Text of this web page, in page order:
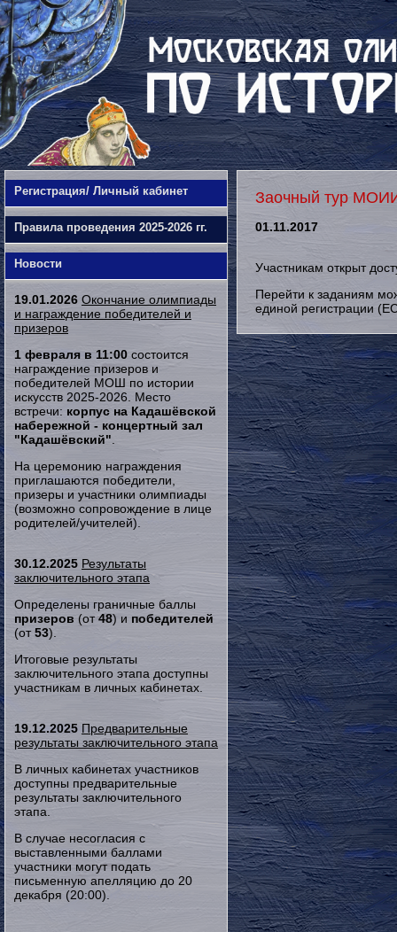
Регистрация/ Личный кабинет
Правила проведения 2025-2026 гг.
Новости
19.01.2026 Окончание олимпиады
и награждение победителей и
призеров
1 февраля в 11:00 состоится
награждение призеров и
победителей МОШ по истории
искусств 2025-2026. Место
встречи: корпус на Кадашёвской
набережной - концертный зал
"Кадашёвский"
На церемонию награждения
приглашаются победители,
призеры и участники олимпиады
(возможно сопровождение в лице
родителей/учителей).
30.12.2025 Результаты
заключительного этапа
Определены граничные баллы
призеров (от48) и победителей
(от53).
Итоговые результаты
заключительного этапа доступны
участникам в личных кабинетах.
19.12.2025 Предварительные
результаты заключительного этапа
В личных кабинетах участников
доступны предварительные
результаты заключительного
этапа.
В случае несогласия с
выставленными баллами
участники могут подать
письменную апелляцию до 20
декабря (20:00).
Заочный тур
01.11.2017
Участникам открыт
Перейти к заданиям
единой регистрации